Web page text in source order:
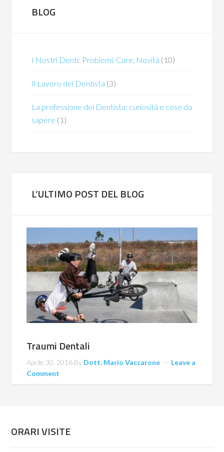
BLOG
I Nostri Denti: Problemi, Cure, Novità (10)
Il Lavoro del Dentista (3)
La professione del Dentista: curiosità e cose da
sapere (1)
L’ULTIMO POST DEL BLOG
Traumi Dentali
Aprile 30, 2016 By Dott. Mario Vaccarone
Leave a
Comment
ORARI VISITE